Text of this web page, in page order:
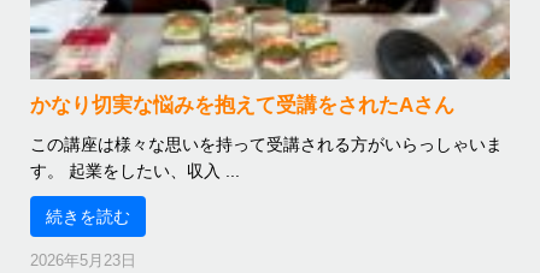
かなり切実な悩みを抱えて受講をされたAさん
この講座は様々な思いを持って受講される方がいらっしゃいま
す。 起業をしたい、収入 ...
続きを読む
2026年5月23日